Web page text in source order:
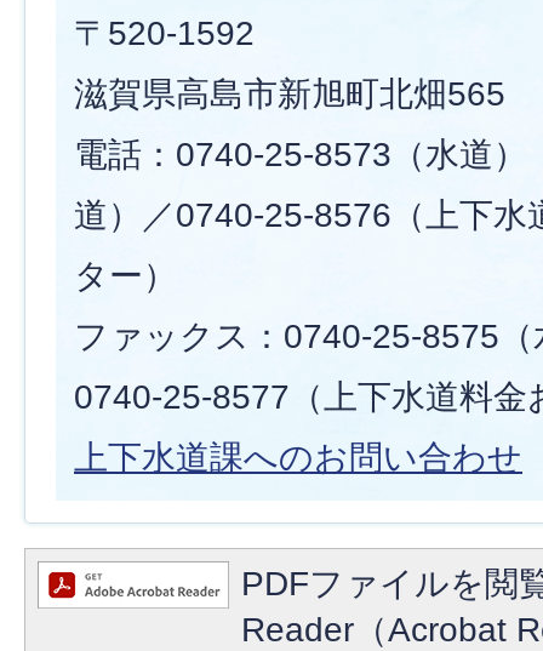
〒520-1592
滋賀県高島市新旭町北畑565
電話：0740-25-8573（水道）
道）／0740-25-8576（上下水
ター）
ファックス：0740-25-8575
0740-25-8577（上下水道料金
上下水道課へのお問い合わせ
PDFファイルを閲
Reader（Acrobat